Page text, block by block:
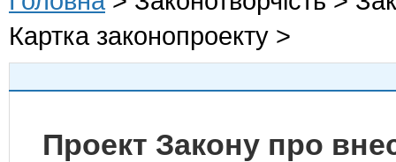
Картка законопроекту >
Проект Закону про